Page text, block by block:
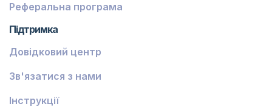
Реферальна програма
Підтримка
Довідковий центр
Зв'язатися з нами
Інструкції